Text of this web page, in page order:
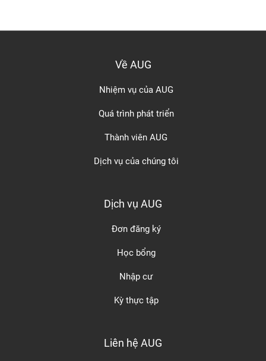
Về AUG
Nhiệm vụ của AUG
Quá trình phát triển
Thành viên AUG
Dịch vụ của chúng tôi
Dịch vụ AUG
Đơn đăng ký
Học bổng
Nhập cư
Kỳ thực tập
Liên hệ AUG